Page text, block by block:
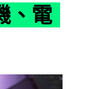
、電